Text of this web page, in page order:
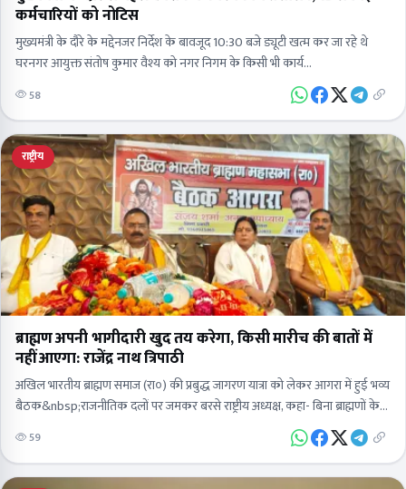
कर्मचारियों को नोटिस
मुख्यमंत्री के दौरे के मद्देनजर निर्देश के बावजूद 10:30 बजे ड्यूटी खत्म कर जा रहे थे
घरनगर आयुक्त संतोष कुमार वैश्य को नगर निगम के किसी भी कार्य…
58
राष्ट्रीय
ब्राह्मण अपनी भागीदारी खुद तय करेगा, किसी मारीच की बातों में
नहीं आएगा: राजेंद्र नाथ त्रिपाठी
अखिल भारतीय ब्राह्मण समाज (रा०) की प्रबुद्ध जागरण यात्रा को लेकर आगरा में हुई भव्य
बैठक&nbsp;राजनीतिक दलों पर जमकर बरसे राष्ट्रीय अध्यक्ष, कहा- बिना ब्राह्मणों के
कोई नहीं…
59